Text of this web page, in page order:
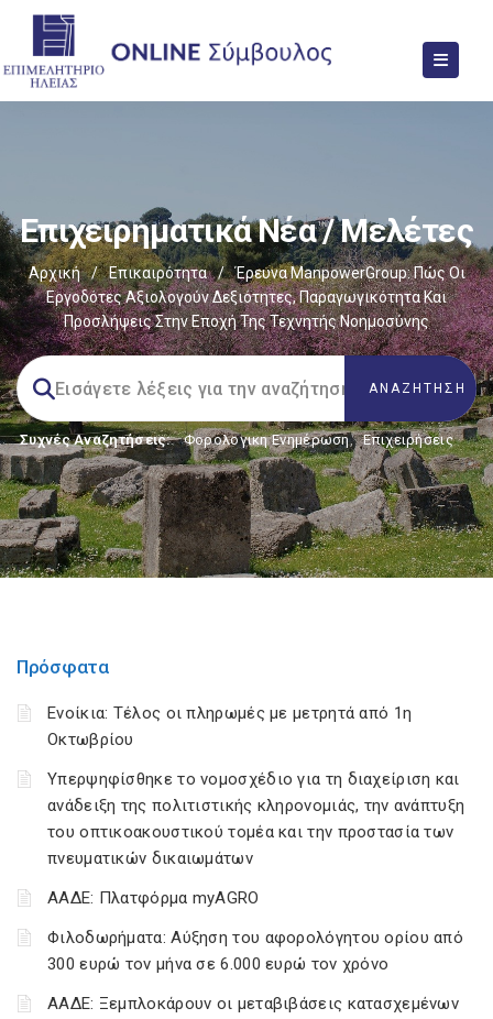
Επιχειρηματικά Νέα / Μελέτες
Αρχική / Επικαιρότητα /
Έρευνα ManpowerGroup: Πώς Οι
Εργοδότες Αξιολογούν Δεξιότητες, Παραγωγικότητα Και
Προσλήψεις Στην Εποχή Της Τεχνητής Νοημοσύνης
Συχνές Αναζητήσεις: Φορολογικη Ενημέρωση, Επιχειρήσεις
Πρόσφατα
Ενοίκια: Τέλος οι πληρωμές με μετρητά από 1η
Οκτωβρίου
Υπερψηφίσθηκε το νομοσχέδιο για τη διαχείριση και
ανάδειξη της πολιτιστικής κληρονομιάς, την ανάπτυξη
του οπτικοακουστικού τομέα και την προστασία των
πνευματικών δικαιωμάτων
ΑΑΔΕ: Πλατφόρμα myAGRO
Φιλοδωρήματα: Αύξηση του αφορολόγητου ορίου από
300 ευρώ τον μήνα σε 6.000 ευρώ τον χρόνο
ΑΑΔΕ: Ξεμπλοκάρουν οι μεταβιβάσεις κατασχεμένων